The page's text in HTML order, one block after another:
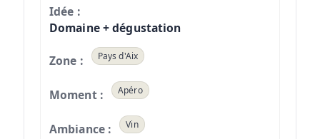
Domaine + dégustation
Pays d'Aix
Apéro
Vin